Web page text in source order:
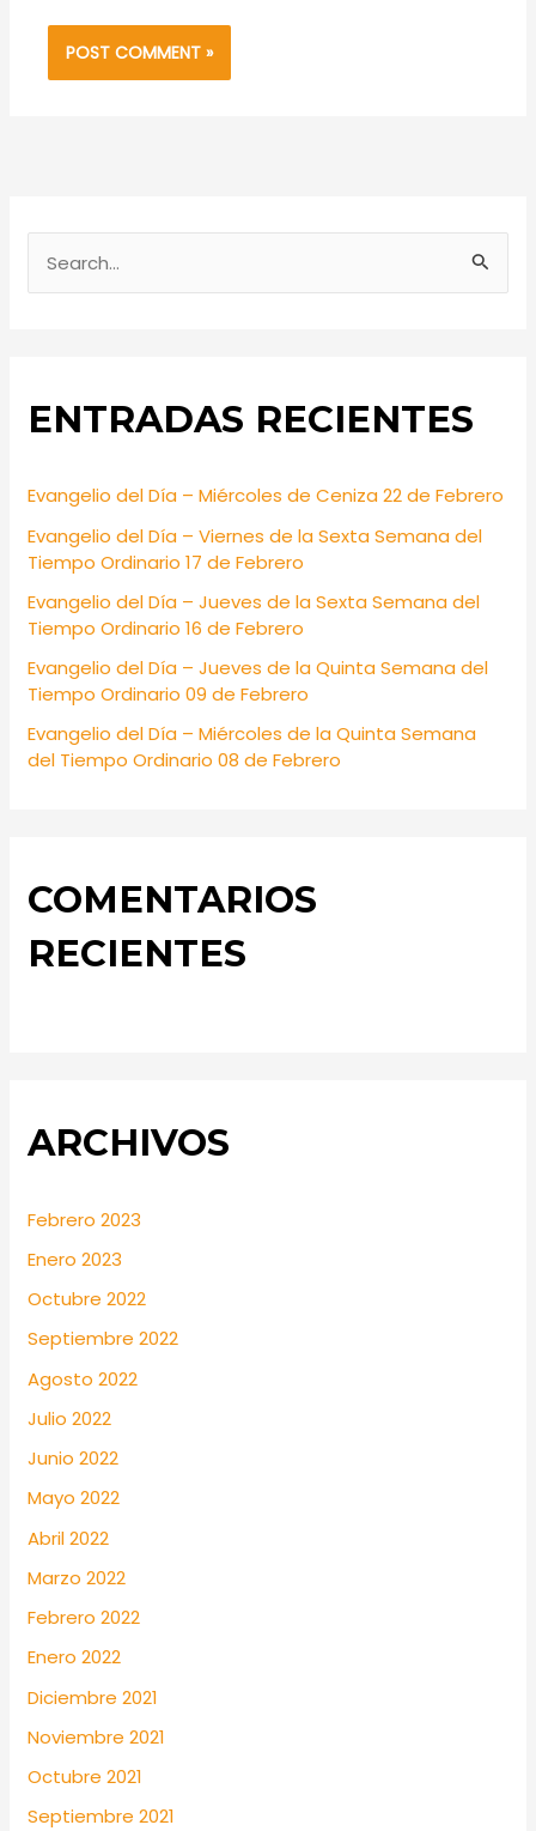
c
r
:
ENTRADAS RECIENTES
Evangelio del Día – Miércoles de Ceniza 22 de Febrero
Evangelio del Día – Viernes de la Sexta Semana del
Tiempo Ordinario 17 de Febrero
Evangelio del Día – Jueves de la Sexta Semana del
Tiempo Ordinario 16 de Febrero
Evangelio del Día – Jueves de la Quinta Semana del
Tiempo Ordinario 09 de Febrero
Evangelio del Día – Miércoles de la Quinta Semana
del Tiempo Ordinario 08 de Febrero
COMENTARIOS
RECIENTES
ARCHIVOS
Febrero 2023
Enero 2023
Octubre 2022
Septiembre 2022
Agosto 2022
Julio 2022
Junio 2022
Mayo 2022
Abril 2022
Marzo 2022
Febrero 2022
Enero 2022
Diciembre 2021
Noviembre 2021
Octubre 2021
Septiembre 2021